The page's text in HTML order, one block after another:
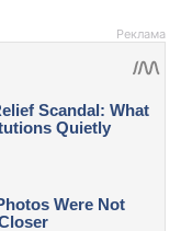
Реклама